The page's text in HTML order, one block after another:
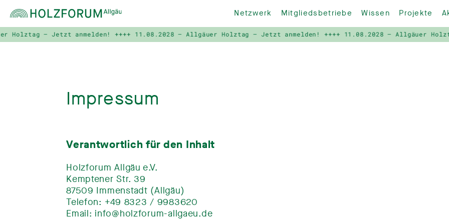
Netzwerk Mitgliedsbetriebe Wissen Projekte
– Jetzt anmelden! ++++11.08.2028 – Allgäuer Holztag – Jetzt anmelden! ++++11.08.2028 – Allgäuer
Impressum
Verantwortlich für den Inhalt
Holzforum Allgäu e.V.‎
Kemptener Str. 39
87509 Immenstadt (Allgäu)
Telefon: +49 8323 / 9983620
Email: info@holzforum-allgaeu.de